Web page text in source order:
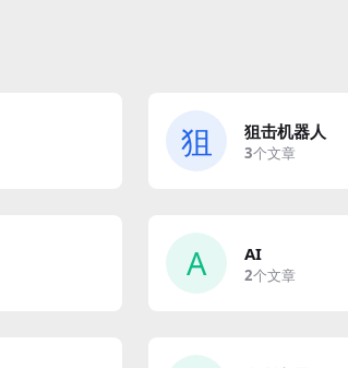
狙 狙击机器人
3个文章
A AI
2个文章